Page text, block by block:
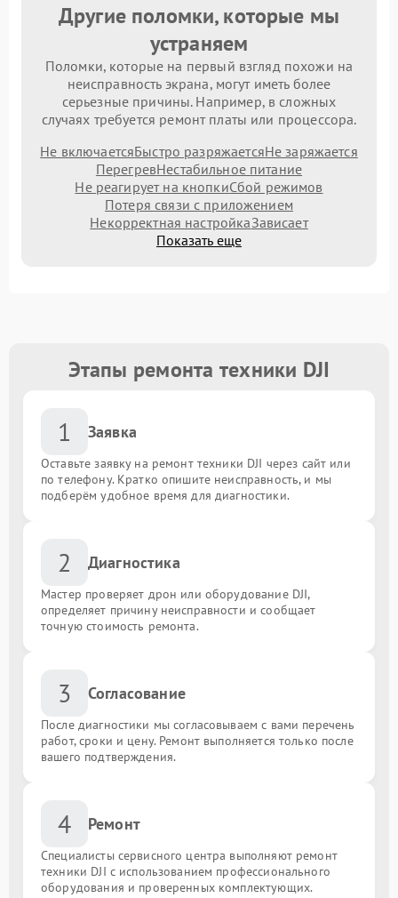
Другие поломки, которые мы
устраняем
Поломки, которые на первый взгляд похожи на
неисправность экрана, могут иметь более
серьезные причины. Например, в сложных
случаях требуется ремонт платы или процессора.
Не включаетсяБыстро разряжаетсяНе заряжается
ПерегревНестабильное питание
Не реагирует на кнопкиСбой режимов
Потеря связи с приложением
Некорректная настройкаЗависает
Показать еще
Этапы ремонта техники DJI
1 Заявка
Оставьте заявку на ремонт техники DJI через сайт или
по телефону. Кратко опишите неисправность, и мы
подберём удобное время для диагностики.
2 Диагностика
Мастер проверяет дрон или оборудование DJI,
определяет причину неисправности и сообщает
точную стоимость ремонта.
3 Согласование
После диагностики мы согласовываем с вами перечень
работ, сроки и цену. Ремонт выполняется только после
вашего подтверждения.
4 Ремонт
Специалисты сервисного центра выполняют ремонт
техники DJI с использованием профессионального
оборудования и проверенных комплектующих.